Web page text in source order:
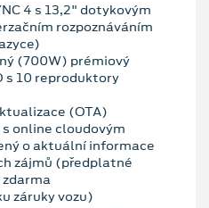
4 s 13,2" dotykovým
rozpoznáváním
(700W) prémiový
s 10 reproduktory
(OTA)
online cloudovým
o aktuální informace
zájmů (předplatné
záruky vozu)